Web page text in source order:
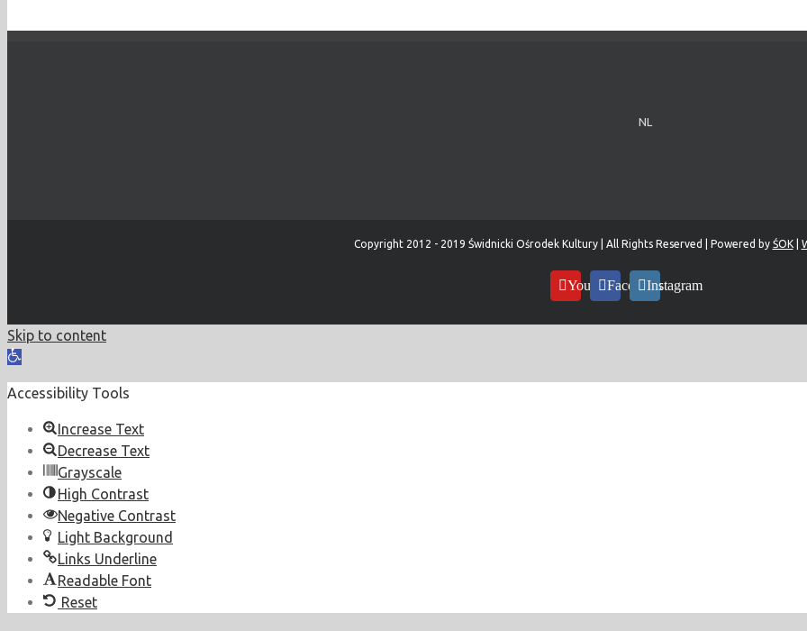
NL
Copyright 2012 - 2019 Świdnicki Ośrodek Kultury | All Rights Reserved | Powered by ŚOK|
YouTubeFacebookInstagram
Skip to content
Open
Accessibility Tools
Increase Text
Decrease Text
Grayscale
High Contrast
Negative Contrast
Light Background
Links Underline
Readable Font
Reset